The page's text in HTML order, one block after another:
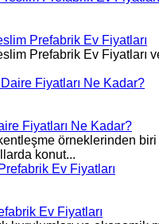
Prefabrik Ev Fiyatları
Prefabrik Ev Fiyatları
Fiyatları Ne Kadar?
örneklerinden
konut...
Ev Fiyatları